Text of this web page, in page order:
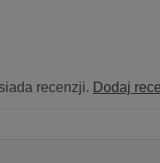
recenzji. Dodaj